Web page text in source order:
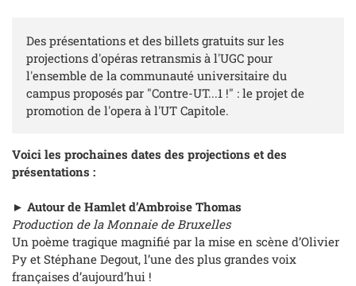
Des présentations et des billets gratuits sur les
projections d'opéras retransmis à l'UGC pour
l'ensemble de la communauté universitaire du
campus proposés par "Contre-UT...1 !" : le projet de
promotion de l'opera à l'UT Capitole.
Voici les prochaines dates des projections et des
présentations :
► Autour de Hamlet d’Ambroise Thomas
Production de la Monnaie de Bruxelles
Un poème tragique magnifié par la mise en scène d’Olivier
Py et Stéphane Degout, l’une des plus grandes voix
françaises d’aujourd’hui !